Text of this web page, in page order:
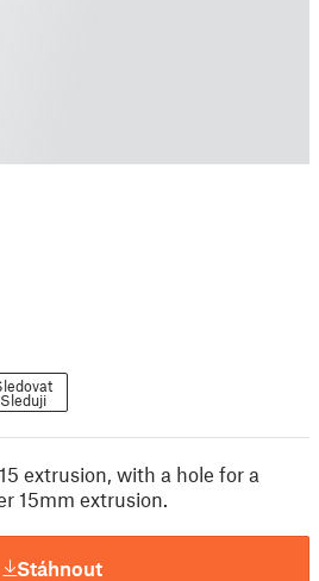
Sleduji
extrusion, with a hole for a
15mm extrusion.
Stáhnout